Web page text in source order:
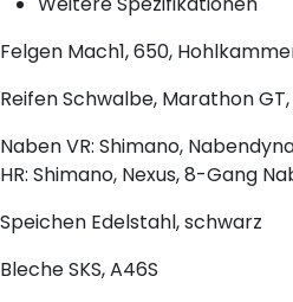
Felgen Mach1, 650,
ReifenSchwalbe, Marathon
NabenVR: Shimano,
HR: Shimano, Nexus, 8-Gang
Speichen Edelstahl, schwarz
BlecheSKS, A46S